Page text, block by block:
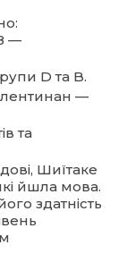
—
D та B.
(лентинан —
та
Шиїтаке
йшла мова.
здатність